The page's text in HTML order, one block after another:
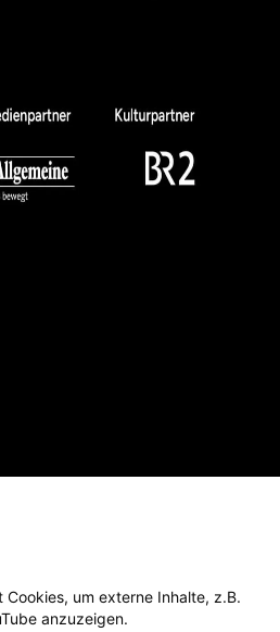
Cookies, um externe Inhalte, z.B.
anzuzeigen.